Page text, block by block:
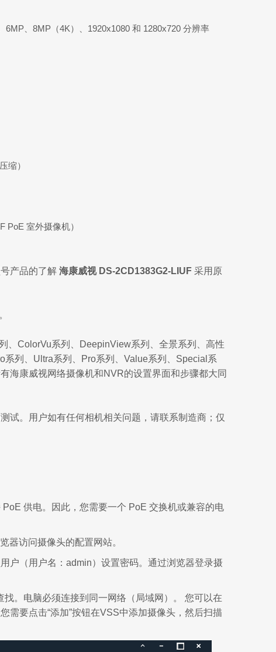
、8MP（4K）、1920x1080 和 1280x720 分辨率
压缩）
PoE 室外摄像机）
产品的了解 海康威视 DS-2CD1383G2-LIUF 采用原
、ColorVu系列、DeepinView系列、全景系列、高性
列、Ultra系列、Pro系列、Value系列、Special系
海康威视网络摄像机和NVR的设置界面和步骤都大同
试。用户如有任何相机相关问题，请联系制造商；仅
供电。因此，您需要一个 PoE 交换机或兼容的电
器访问摄像头的配置网站。
户（用户名：admin）设置密码。通过浏览器登录摄
。电脑必须连接到同一网络（局域网）。 您可以在
需要点击“添加”按钮在VSS中添加摄像头，然后扫描